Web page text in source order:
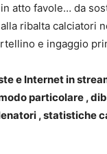
atto favole… da
ribalta calciatori
e ingaggio
e Internet in
particolare ,
, statistiche